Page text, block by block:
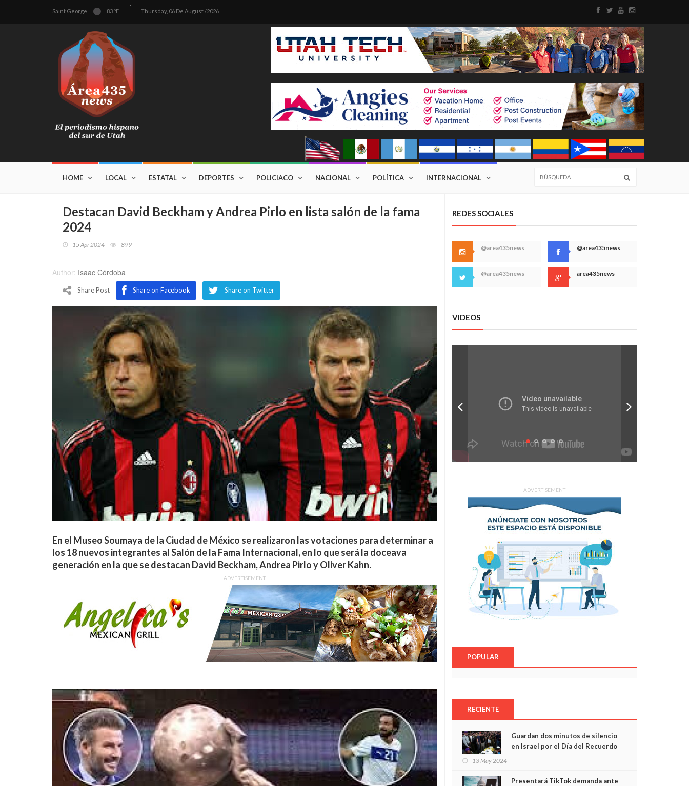
Saint George 83 ºF Thursday, 06 De August /2026
HOME LOCAL ESTATAL DEPORTES POLICIACO NACIONAL POLÍTICA INTERNACIONAL
Destacan David Beckham y Andrea Pirlo en lista salón de la fama
2024
15 Apr 2024 899
Author: Isaac Córdoba
Share Post Share on Facebook Share on Twitter
En el Museo Soumaya de la Ciudad de México se realizaron las votaciones para determinar a
los 18 nuevos integrantes al Salón de la Fama Internacional, en lo que será la doceava
generación en la que se destacan David Beckham, Andrea Pirlo y Oliver Kahn.
ADVERTISEMENT
REDES SOCIALES
@area435news @area435news
@area435news area435news
VIDEOS
ADVERTISEMENT
POPULAR
RECIENTE
Guardan dos minutos de silencio
en Israel por el Día del Recuerdo
13 May 2024
Presentará TikTok demanda ante